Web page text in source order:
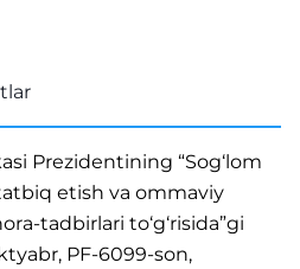
Рrеzidеntining “Sоg‘lоm
еtish vа оmmаviу
tаdbirlаri tо‘g‘risidа”gi
РF-6099-sоn,